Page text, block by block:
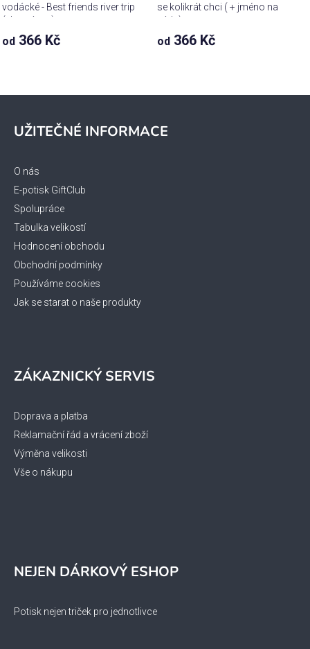
vodácké - Best friends river trip
(vlastní text)
od 366 Kč
se kolikrát chci ( + jméno na
záda)
od 366 Kč
UŽITEČNÉ INFORMACE
O nás
E-potisk GiftClub
Spolupráce
Tabulka velikostí
Hodnocení obchodu
Obchodní podmínky
Používáme cookies
Jak se starat o naše produkty
ZÁKAZNICKÝ SERVIS
Doprava a platba
Reklamační řád a vrácení zboží
Výměna velikosti
Vše o nákupu
NEJEN DÁRKOVÝ ESHOP
Potisk nejen triček pro jednotlivce